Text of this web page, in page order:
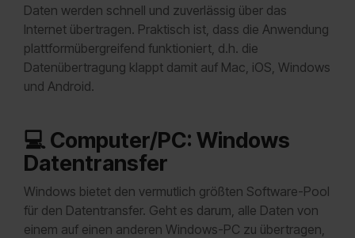
Daten werden schnell und zuverlässig über das
Internet übertragen. Praktisch ist, dass die Anwendung
plattformübergreifend funktioniert, d.h. die
Datenübertragung klappt damit auf Mac, iOS, Windows
und Android.
💻 Computer/PC: Windows
Datentransfer
Windows bietet den vermutlich größten Software-Pool
für den Datentransfer. Geht es darum, alle Daten von
einem auf einen anderen Windows-PC zu übertragen,